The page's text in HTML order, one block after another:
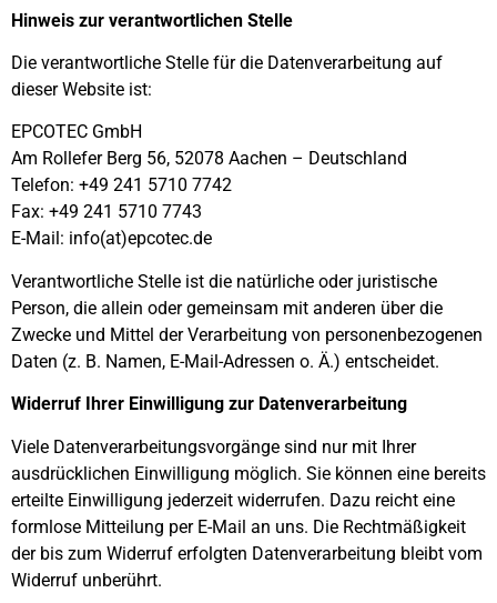
Hinweis zur verantwortlichen Stelle
Die verantwortliche Stelle für die Datenverarbeitung auf
dieser Website ist:
EPCOTEC GmbH
Am Rollefer Berg 56, 52078 Aachen – Deutschland
Telefon: +49 241 5710 7742
Fax: +49 241 5710 7743
E-Mail: info(at)epcotec.de
Verantwortliche Stelle ist die natürliche oder juristische
Person, die allein oder gemeinsam mit anderen über die
Zwecke und Mittel der Verarbeitung von personenbezogenen
Daten (z. B. Namen, E-Mail-Adressen o. Ä.) entscheidet.
Widerruf Ihrer Einwilligung zur Datenverarbeitung
Viele Datenverarbeitungsvorgänge sind nur mit Ihrer
ausdrücklichen Einwilligung möglich. Sie können eine bereits
erteilte Einwilligung jederzeit widerrufen. Dazu reicht eine
formlose Mitteilung per E-Mail an uns. Die Rechtmäßigkeit
der bis zum Widerruf erfolgten Datenverarbeitung bleibt vom
Widerruf unberührt.